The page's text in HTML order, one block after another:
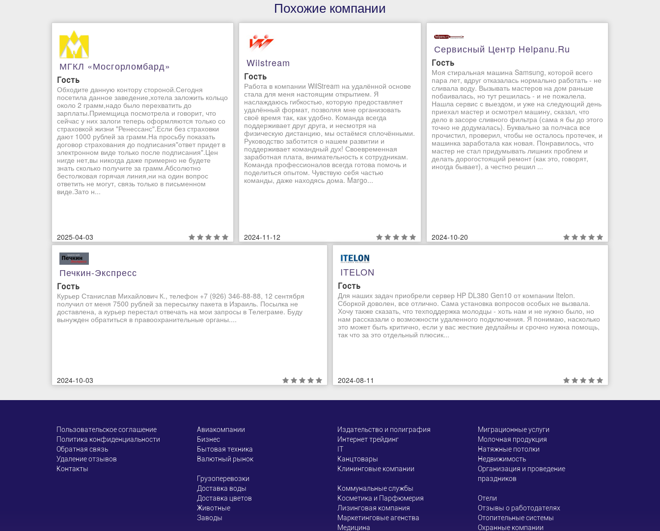
Похожие компании
МГКЛ «Мосгорломбард»
Гость
Обходите данную контору стороной.Сегодня
посетила данное заведение,хотела заложить кольцо
около 2 грамм,надо было перехватить до
зарплаты.Приемщица посмотрела и говорит, что
сейчас у них залоги теперь оформляются только со
страховкой жизни "Ренессанс".Если без страховки
дают 1000 рублей за грамм.На просьбу показать
договор страхования до подписания"ответ придет в
электронном виде только после подписания".Цен
нигде нет,вы никогда даже примерно не будете
знать сколько получите за грамм.Абсолютно
бестолковая горячая линия,ни на один вопрос
ответить не могут, связь только в письменном
виде.Зато н...
2025-04-03
Wilstream
Гость
Работа в компании WilStream на удалённой основе
стала для меня настоящим открытием. Я
наслаждаюсь гибкостью, которую предоставляет
удалённый формат, позволяя мне организовать
своё время так, как удобно. Команда всегда
поддерживает друг друга, и несмотря на
физическую дистанцию, мы остаёмся сплочёнными.
Руководство заботится о нашем развитии и
поддерживает командный дух! Своевременная
заработная плата, внимательность к сотрудникам.
Команда профессионалов всегда готова помочь и
поделиться опытом. Чувствую себя частью
команды, даже находясь дома. Margo...
2024-11-12
Сервисный Центр Helpanu.ru
Гость
Моя стиральная машина Samsung, которой всего
пара лет, вдруг отказалась нормально работать - не
сливала воду. Вызывать мастеров на дом раньше
побаивалась, но тут решилась - и не пожалела.
Нашла сервис с выездом, и уже на следующий день
приехал мастер и осмотрел машину, сказал, что
дело в засоре сливного фильтра (сама я бы до этого
точно не додумалась). Буквально за полчаса все
прочистил, проверил, чтобы не осталось протечек, и
машинка заработала как новая. Понравилось, что
мастер не стал придумывать лишних проблем и
делать дорогостоящий ремонт (как это, говорят,
иногда бывает), а честно решил ...
2024-10-20
Печкин-Экспресс
Гость
Курьер Станислав Михайлович К., телефон +7 (926) 346-88-88, 12 сентября
получил от меня 7500 рублей за пересылку пакета в Израиль. Посылка не
доставлена, а курьер перестал отвечать на мои запросы в Телеграме. Буду
вынужден обратиться в правоохранительные органы....
2024-10-03
ITELON
Гость
Для наших задач приобрели сервер HP DL380 Gen10 от компании Itelon.
Сборкой доволен, все отлично. Сама установка вопросов особых не вызвала.
Хочу также сказать, что техподдержка молодцы - хоть нам и не нужно было, но
нам рассказали о возможности удаленного подключения. Я понимаю, насколько
это может быть критично, если у вас жесткие дедлайны и срочно нужна помощь,
так что за это отдельный плюсик...
2024-08-11
Пользовательское соглашение
Политика конфиденциальности
Обратная связь
Удаление отзывов
Контакты
Авиакомпании
Бизнес
Бытовая техника
Валютный рынок
Грузоперевозки
Доставка воды
Доставка цветов
Животные
Заводы
Издательство и полиграфия
Интернет трейдинг
ІТ
Канцтовары
Клининговые компании
Коммунальные службы
Косметика и Парфюмерия
Лизинговая компания
Маркетинговые агенства
Медицина
Миграционные услуги
Молочная продукция
Натяжные потолки
Недвижимость
Организация и проведение
праздников
Отели
Отзывы о работодателях
Отопительные системы
Охранные компании